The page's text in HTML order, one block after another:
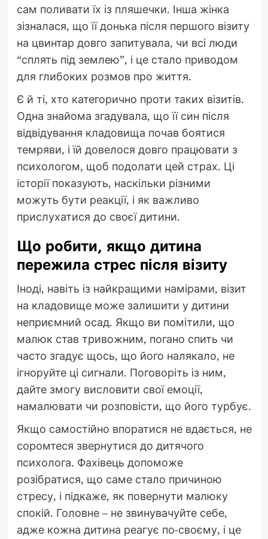
сам поливати їх із пляшечки. Інша жінка
зізналася, що її донька після першого візиту
на цвинтар довго запитувала, чи всі люди
“сплять під землею”, і це стало приводом
для глибоких розмов про життя.
Є й ті, хто категорично проти таких візитів.
Одна знайома згадувала, що її син після
відвідування кладовища почав боятися
темряви, і їй довелося довго працювати з
психологом, щоб подолати цей страх. Ці
історії показують, наскільки різними
можуть бути реакції, і як важливо
прислухатися до своєї дитини.
Що робити, якщо дитина
пережила стрес після візиту
Іноді, навіть із найкращими намірами, візит
на кладовище може залишити у дитини
неприємний осад. Якщо ви помітили, що
малюк став тривожним, погано спить чи
часто згадує щось, що його налякало, не
ігноруйте ці сигнали. Поговоріть із ним,
дайте змогу висловити свої емоції,
намалювати чи розповісти, що його турбує.
Якщо самостійно впоратися не вдається, не
соромтеся звернутися до дитячого
психолога. Фахівець допоможе
розібратися, що саме стало причиною
стресу, і підкаже, як повернути малюку
спокій. Головне – не звинувачуйте себе,
адже кожна дитина реагує по-своєму, і це